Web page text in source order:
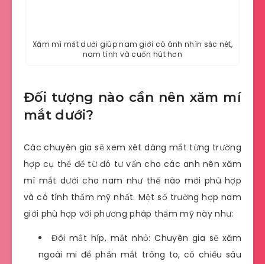
Xăm mí mắt dưới giúp nam giới có ánh nhìn sắc nét,
nam tính và cuốn hút hơn
Đối tượng nào cần nên xăm mí
mắt dưới?
Các chuyên gia sẽ xem xét dáng mắt từng trường
hợp cụ thể để từ đó tư vấn cho các anh nên xăm
mí mắt dưới cho nam như thế nào mới phù hợp
và có tính thẩm mỹ nhất. Một số trường hợp nam
giới phù hợp với phương pháp thẩm mỹ này như:
Đôi mắt híp, mắt nhỏ: Chuyên gia sẽ xăm
ngoài mi để phần mắt trông to, có chiều sâu